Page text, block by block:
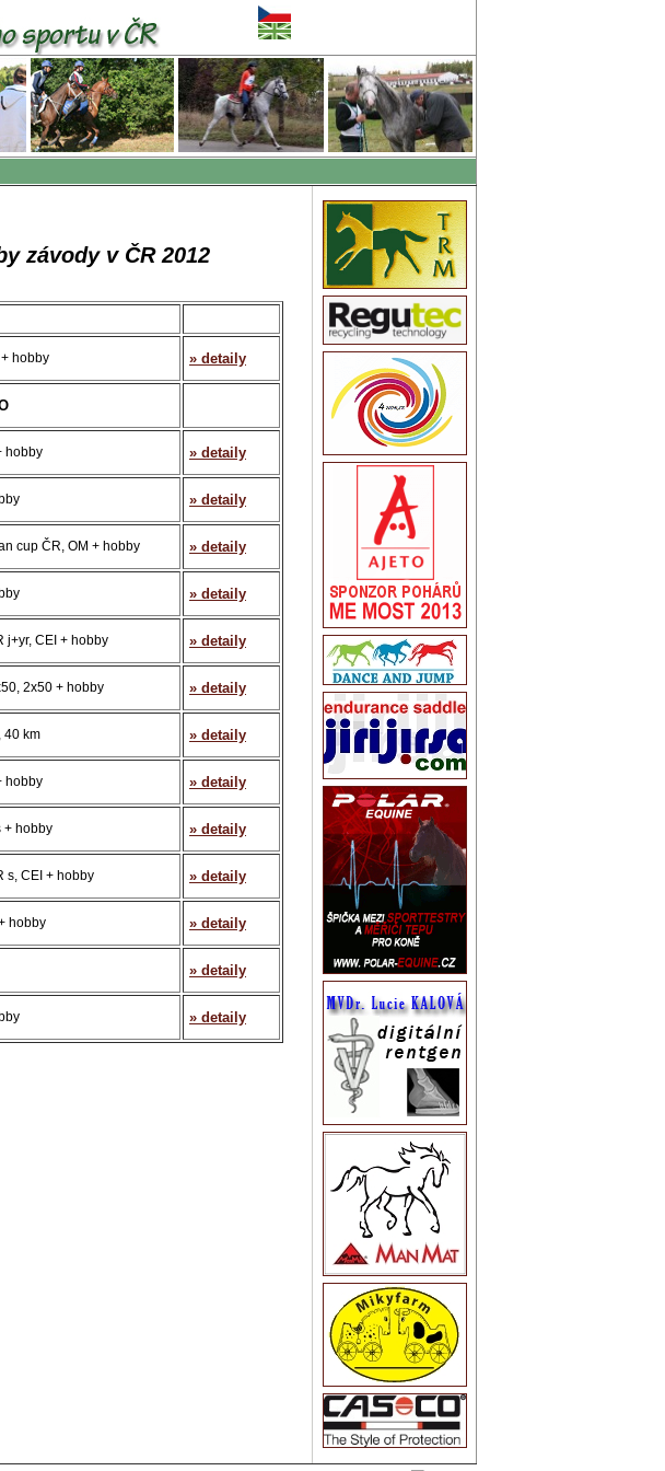
závody v ČR 2012
hobby » detaily
hobby » detaily
» detaily
cup ČR, OM + hobby » detaily
» detaily
j+yr, CEI + hobby » detaily
2x50 + hobby » detaily
40 km » detaily
hobby » detaily
+ hobby » detaily
s, CEI + hobby » detaily
hobby » detaily
» detaily
» detaily